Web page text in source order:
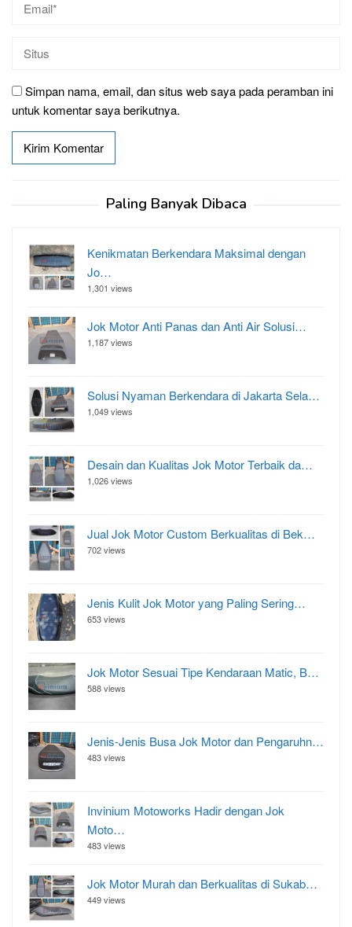
Simpan nama, email, dan situs web saya pada peramban ini
untuk komentar saya berikutnya.
Paling Banyak Dibaca
Kenikmatan Berkendara Maksimal dengan
Jo…
1,301 views
Jok Motor Anti Panas dan Anti Air Solusi…
1,187 views
Solusi Nyaman Berkendara di Jakarta Sela…
1,049 views
Desain dan Kualitas Jok Motor Terbaik da…
1,026 views
Jual Jok Motor Custom Berkualitas di Bek…
702 views
Jenis Kulit Jok Motor yang Paling Sering…
653 views
Jok Motor Sesuai Tipe Kendaraan Matic, B…
588 views
Jenis-Jenis Busa Jok Motor dan Pengaruhn…
483 views
Invinium Motoworks Hadir dengan Jok
Moto…
483 views
Jok Motor Murah dan Berkualitas di Sukab…
449 views